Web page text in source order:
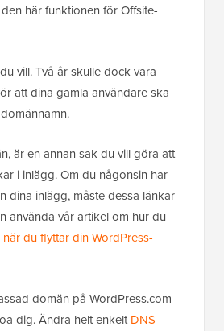
här funktionen för Offsite-
vill. Två år skulle dock vara
att dina gamla användare ska
är en annan sak du vill göra att
i inlägg. Om du någonsin har
dina inlägg, måste dessa länkar
använda vår artikel om hur du
du flyttar din WordPress-
domän på WordPress.com
dig. Ändra helt enkeltDNS-